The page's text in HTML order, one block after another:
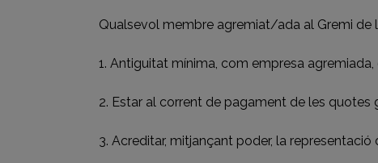
Qualsevol membre agremiat/ada al Gremi de
1. Antiguitat mínima, com empresa agremiada,
2. Estar al corrent de pagament de les quotes
3. Acreditar, mitjançant poder, la representació